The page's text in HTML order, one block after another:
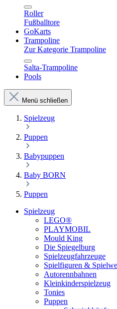
Roller
Fußballtore
GoKarts
Trampoline
Zur Kategorie Trampoline
Salta-Trampoline
Pools
Menü schließen
Spielzeug
Puppen
Babypuppen
Baby BORN
Puppen
Spielzeug
LEGO®
PLAYMOBIL
Mould King
Die Spiegelburg
Spielzeugfahrzeuge
Spielfiguren &
Autorennbahnen
Kleinkinderspielzeug
Tonies
Puppen